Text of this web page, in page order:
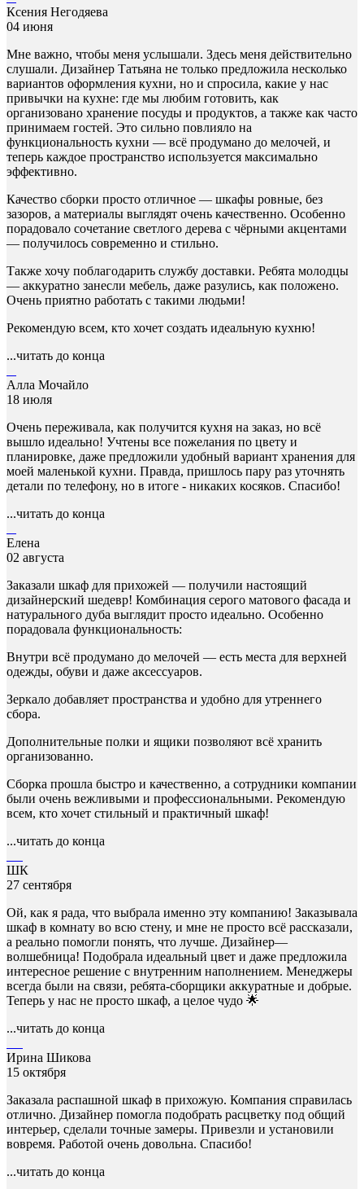
Ксения Негодяева
04 июня
Мне важно, чтобы меня услышали. Здесь меня действительно
слушали. Дизайнер Татьяна не только предложила несколько
вариантов оформления кухни, но и спросила, какие у нас
привычки на кухне: где мы любим готовить, как
организовано хранение посуды и продуктов, а также как часто
принимаем гостей. Это сильно повлияло на
функциональность кухни — всё продумано до мелочей, и
теперь каждое пространство используется максимально
эффективно.
Качество сборки просто отличное — шкафы ровные, без
зазоров, а материалы выглядят очень качественно. Особенно
порадовало сочетание светлого дерева с чёрными акцентами
— получилось современно и стильно.
Также хочу поблагодарить службу доставки. Ребята молодцы
— аккуратно занесли мебель, даже разулись, как положено.
Очень приятно работать с такими людьми!
Рекомендую всем, кто хочет создать идеальную кухню!
...читать до конца
Алла Мочайло
18 июля
Очень переживала, как получится кухня на заказ, но всё
вышло идеально! Учтены все пожелания по цвету и
планировке, даже предложили удобный вариант хранения для
моей маленькой кухни. Правда, пришлось пару раз уточнять
детали по телефону, но в итоге - никаких косяков. Спасибо!
...читать до конца
Елена
02 августа
Заказали шкаф для прихожей — получили настоящий
дизайнерский шедевр! Комбинация серого матового фасада и
натурального дуба выглядит просто идеально. Особенно
порадовала функциональность:
Внутри всё продумано до мелочей — есть места для верхней
одежды, обуви и даже аксессуаров.
Зеркало добавляет пространства и удобно для утреннего
сбора.
Дополнительные полки и ящики позволяют всё хранить
организованно.
Сборка прошла быстро и качественно, а сотрудники компании
были очень вежливыми и профессиональными. Рекомендую
всем, кто хочет стильный и практичный шкаф!
...читать до конца
ШК
27 сентября
Ой, как я рада, что выбрала именно эту компанию! Заказывала
шкаф в комнату во всю стену, и мне не просто всё рассказали,
а реально помогли понять, что лучше. Дизайнер—
волшебница! Подобрала идеальный цвет и даже предложила
интересное решение с внутренним наполнением. Менеджеры
всегда были на связи, ребята-сборщики аккуратные и добрые.
Теперь у нас не просто шкаф, а целое чудо 🌟
...читать до конца
Ирина Шикова
15 октября
Заказала распашной шкаф в прихожую. Компания справилась
отлично. Дизайнер помогла подобрать расцветку под общий
интерьер, сделали точные замеры. Привезли и установили
вовремя. Работой очень довольна. Спасибо!
...читать до конца